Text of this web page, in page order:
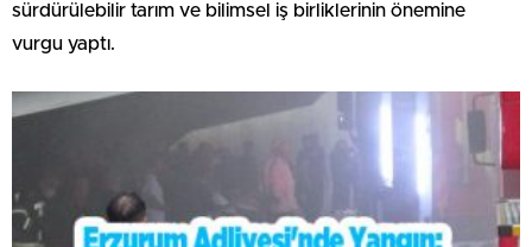
sürdürülebilir tarım ve bilimsel iş birliklerinin önemine
vurgu yaptı.